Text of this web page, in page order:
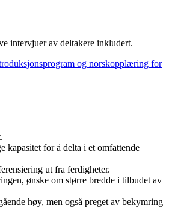
intervjuer av deltakere inkludert.
og norskopplæring for
kapasitet for å delta i et omfattende
ut fra ferdigheter.
ønske om større bredde i tilbudet av
høy, men også preget av bekymring